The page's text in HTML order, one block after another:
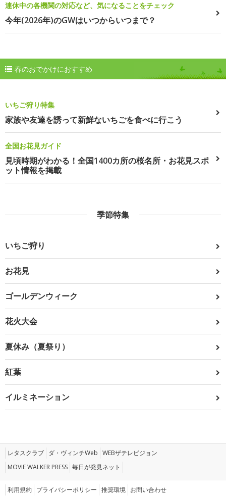
連休中の各機関の対応など、気になることをチェック
今年(2026年)のGWはいつからいつまで？
春のおでかけにおすすめ
いちご狩り特集
家族や友達を誘って新鮮ないちごを食べに行こう
全国お花見ガイド
見頃時期がわかる！全国1400カ所の桜名所・お花見スポ
ット情報を掲載
季節特集
いちご狩り
お花見
ゴールデンウィーク
花火大会
夏休み（夏祭り）
紅葉
イルミネーション
レタスクラブ ダ・ヴィンチWeb WEBザテレビジョン
MOVIE WALKER PRESS 毎日が発見ネット
利用規約 プライバシーポリシー 推奨環境 お問い合わせ